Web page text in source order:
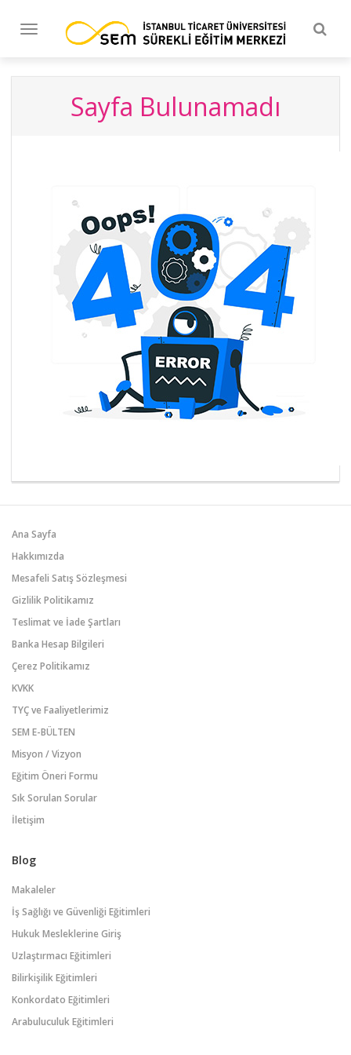
Toggle
navigation
Sayfa Bulunamadı
Ana Sayfa
Hakkımızda
Mesafeli Satış Sözleşmesi
Gizlilik Politikamız
Teslimat ve İade Şartları
Banka Hesap Bilgileri
Çerez Politikamız
KVKK
TYÇ ve Faaliyetlerimiz
SEM E-BÜLTEN
Misyon / Vizyon
Eğitim Öneri Formu
Sık Sorulan Sorular
İletişim
Blog
Makaleler
İş Sağlığı ve Güvenliği Eğitimleri
Hukuk Mesleklerine Giriş
Uzlaştırmacı Eğitimleri
Bilirkişilik Eğitimleri
Konkordato Eğitimleri
Arabuluculuk Eğitimleri